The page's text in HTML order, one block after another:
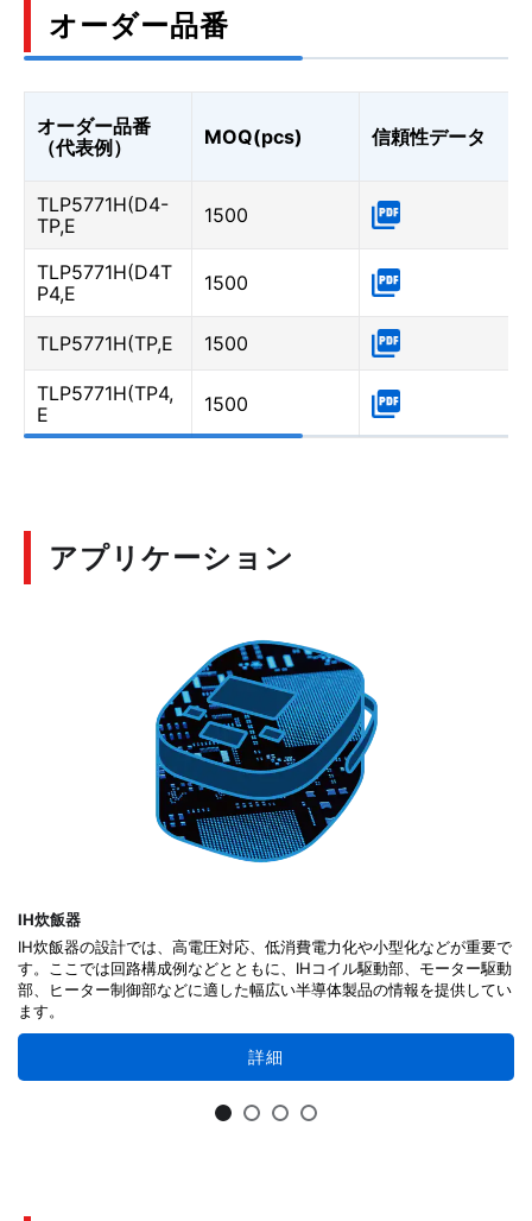
オーダー品番
オーダー品番
（代表例）
MOQ(pcs) 信頼性データ
TLP5771H(D4-
TP,E
1500
TLP5771H(D4T
P4,E
1500
TLP5771H(TP,E 1500
TLP5771H(TP4,
E
1500
アプリケーション
IH炊飯器
IH炊飯器の設計では、高電圧対応、低消費電力化や小型化などが重要で
す。ここでは回路構成例などとともに、IHコイル駆動部、モーター駆動
部、ヒーター制御部などに適した幅広い半導体製品の情報を提供してい
ます。
詳細